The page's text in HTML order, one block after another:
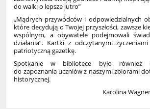
do walki o lepsze jutro”
„Mądrych przywódców i odpowiedzialnych
które decydują o Twojej przyszłości, zawsze
wspólnym, a obywatele podejmowali
działania”. Kartki z odczytanymi
patriotyczną gazetkę.
Spotkanie w bibliotece było również
do zapoznania uczniów z naszymi zbiorami
historycznej.
Karolina